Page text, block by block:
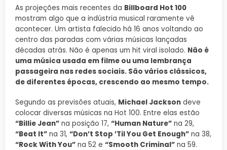
As projeções mais recentes da Billboard Hot 100
mostram algo que a indústria musical raramente vê
acontecer. Um artista falecido há 16 anos voltando ao
centro das paradas com várias músicas lançadas
décadas atrás. Não é apenas um hit viral isolado. Não é
uma música usada em filme ou uma lembrança
passageira nas redes sociais. São vários clássicos,
de diferentes épocas, crescendo ao mesmo tempo.
Segundo as previsões atuais, Michael Jackson deve
colocar diversas músicas na Hot 100. Entre elas estão
“Billie Jean” na posição 17, “Human Nature” na 29,
“Beat It” na 31, “Don’t Stop ’Til You Get Enough” na 38,
“Rock With You” na 52 e “Smooth Criminal” na 59.